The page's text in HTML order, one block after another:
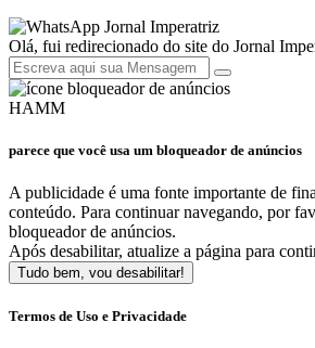
Jornal Imperatriz
Olá, fui redirecionado do site do Jornal
HAMM
parece que você usa um bloqueador de anúncios
A publicidade é uma fonte importante de
conteúdo. Para continuar navegando, por
bloqueador de anúncios.
Após desabilitar, atualize a página para
Tudo bem, vou desabilitar!
Termos de Uso e Privacidade